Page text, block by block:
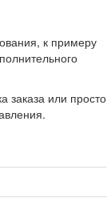
к примеру
или просто